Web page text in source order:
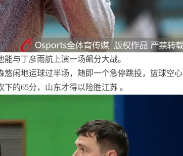
与丁彦雨航上演一场飙分大战。
闲地运球过半场，随即一个急停跳投，篮球空心
的65分，山东才得以险胜江苏 。